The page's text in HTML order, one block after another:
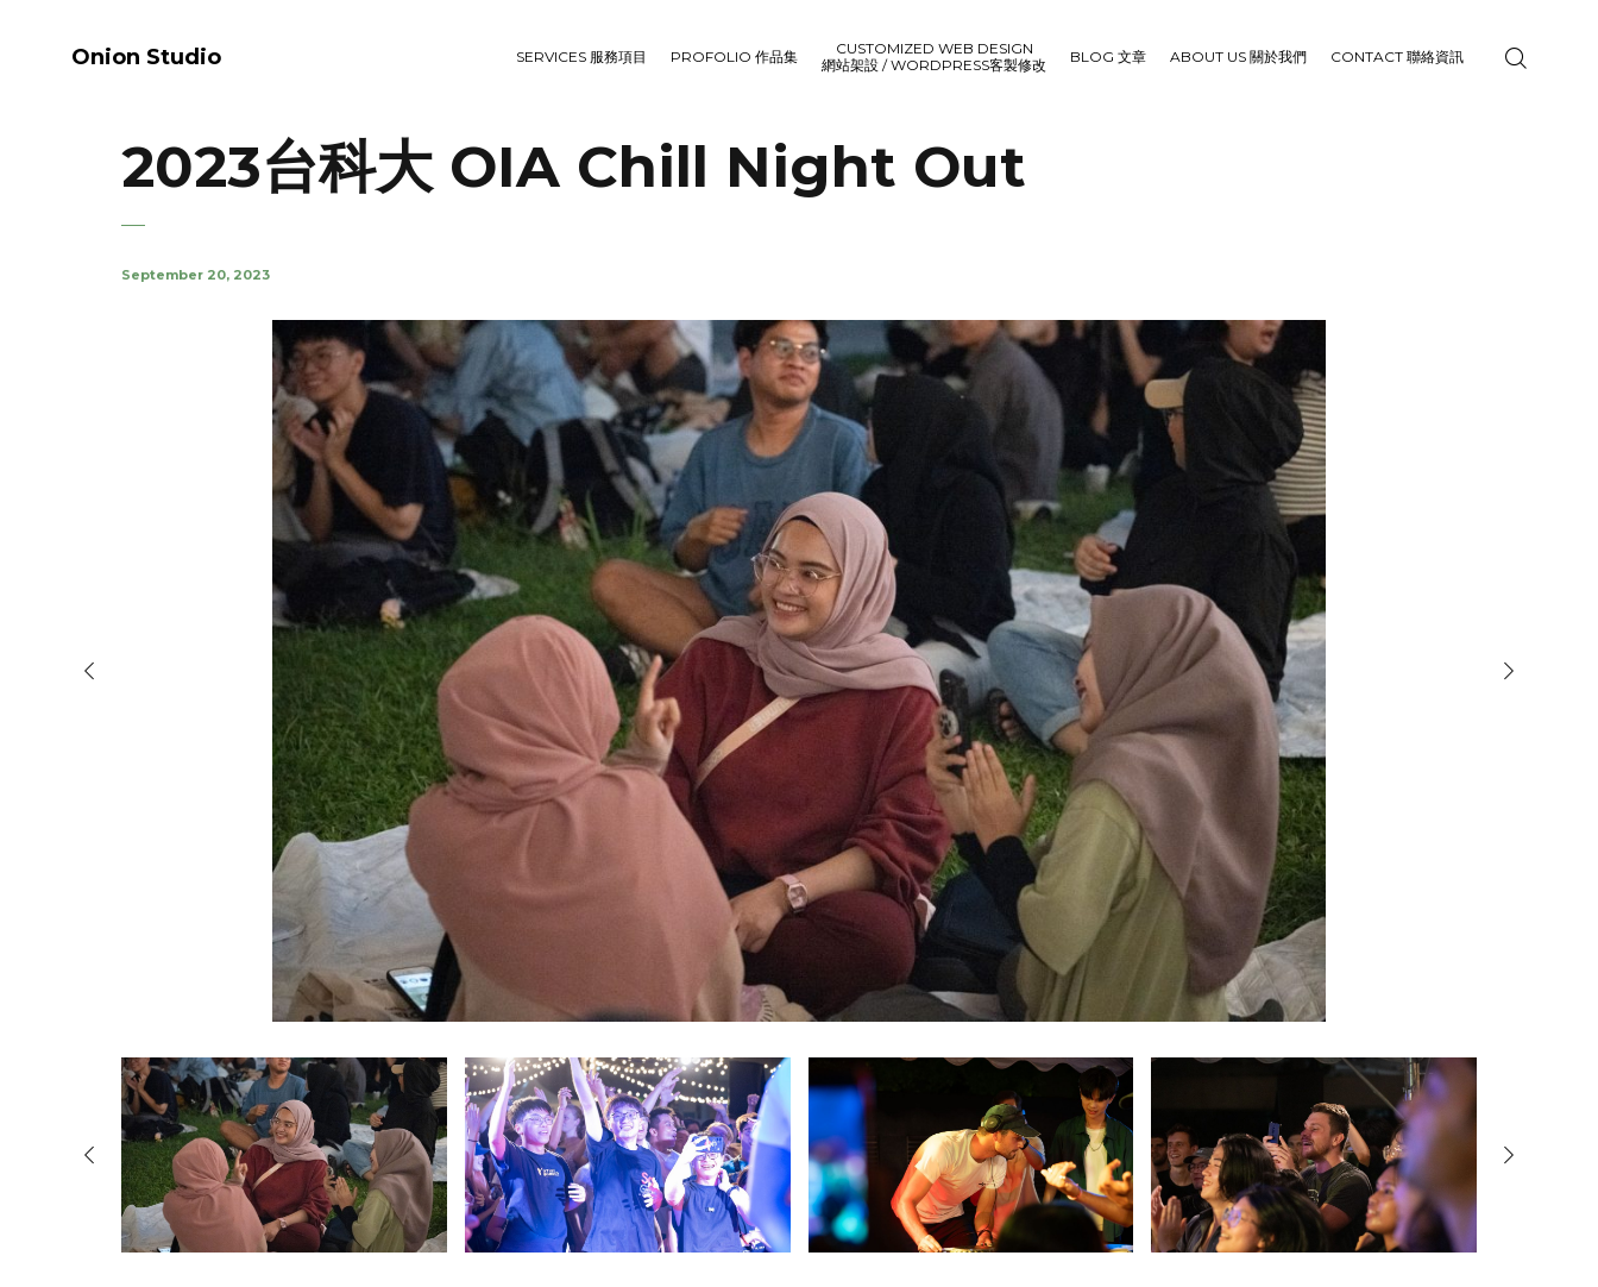
Onion Studio SERVICES 服務項目 PROFOLIO 作品集
CUSTOMIZED WEB DESIGN
網站架設 / WORDPRESS客製修改
BLOG 文章 ABOUT US 關於我們 CONTACT 聯絡資訊
2023台科大 OIA Chill Night Out
September 20, 2023